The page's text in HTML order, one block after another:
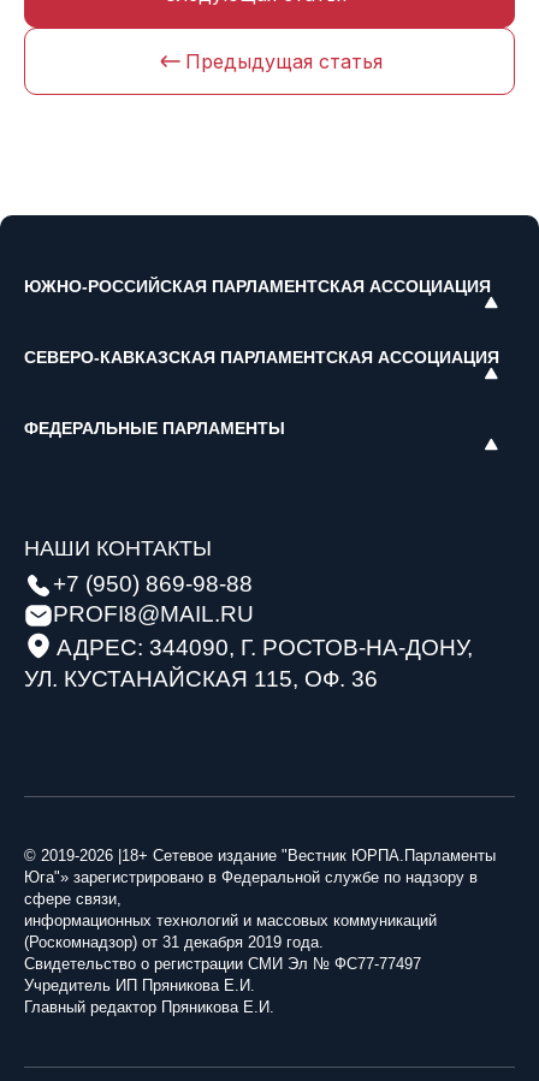
Предыдущая статья
ЮЖНО-РОССИЙСКАЯ ПАРЛАМЕНТСКАЯ АССОЦИАЦИЯ
СЕВЕРО-КАВКАЗСКАЯ ПАРЛАМЕНТСКАЯ АССОЦИАЦИЯ
ФЕДЕРАЛЬНЫЕ ПАРЛАМЕНТЫ
НАШИ КОНТАКТЫ
+7 (950) 869-98-88
PROFI8@MAIL.RU
АДРЕС: 344090, Г. РОСТОВ-НА-ДОНУ,
УЛ. КУСТАНАЙСКАЯ 115, ОФ. 36
© 2019-2026 |18+ Сетевое издание "Вестник ЮРПА.Парламенты
Юга"» зарегистрировано в Федеральной службе по надзору в
сфере связи,
информационных технологий и массовых коммуникаций
(Роскомнадзор) от 31 декабря 2019 года.
Свидетельство о регистрации СМИ Эл № ФС77-77497
Учредитель ИП Пряникова Е.И.
Главный редактор Пряникова Е.И.